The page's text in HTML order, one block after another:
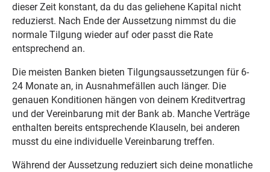
dieser Zeit konstant, da du das geliehene Kapital nicht
reduzierst. Nach Ende der Aussetzung nimmst du die
normale Tilgung wieder auf oder passt die Rate
entsprechend an.
Die meisten Banken bieten Tilgungsaussetzungen für 6-
24 Monate an, in Ausnahmefällen auch länger. Die
genauen Konditionen hängen von deinem Kreditvertrag
und der Vereinbarung mit der Bank ab. Manche Verträge
enthalten bereits entsprechende Klauseln, bei anderen
musst du eine individuelle Vereinbarung treffen.
Während der Aussetzung reduziert sich deine monatliche